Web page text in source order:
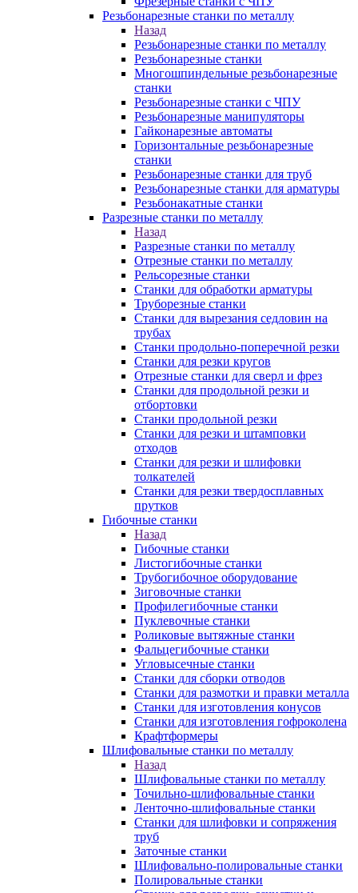
Резьбонарезные станки по металлу
Назад
Резьбонарезные станки по металлу
Резьбонарезные станки
Многошпиндельные резьбонарезные
станки
Резьбонарезные станки с ЧПУ
Резьбонарезные манипуляторы
Гайконарезные автоматы
Горизонтальные резьбонарезные
станки
Резьбонарезные станки для труб
Резьбонарезные станки для арматуры
Резьбонакатные станки
Разрезные станки по металлу
Назад
Разрезные станки по металлу
Отрезные станки по металлу
Рельсорезные станки
Станки для обработки арматуры
Труборезные станки
Станки для вырезания седловин на
трубаx
Станки продольно-поперечной резки
Станки для резки кругов
Отрезные станки для сверл и фрез
Станки для продольной резки и
отбортовки
Станки продольной резки
Станки для резки и штамповки
отходов
Станки для резки и шлифовки
толкателей
Станки для резки твердосплавных
прутков
Гибочные станки
Назад
Гибочные станки
Листогибочные станки
Трубогибочное оборудование
Зиговочные станки
Профилегибочные станки
Пуклевочные станки
Роликовые вытяжные станки
Фальцегибочные станки
Угловысечные станки
Станки для сборки отводов
Станки для размотки и правки металла
Станки для изготовления конусов
Станки для изготовления гофроколена
Крафтформеры
Шлифовальные станки по металлу
Назад
Шлифовальные станки по металлу
Точильно-шлифовальные станки
Ленточно-шлифовальные станки
Станки для шлифовки и сопряжения
труб
Заточные станки
Шлифовально-полировальные станки
Полировальные станки